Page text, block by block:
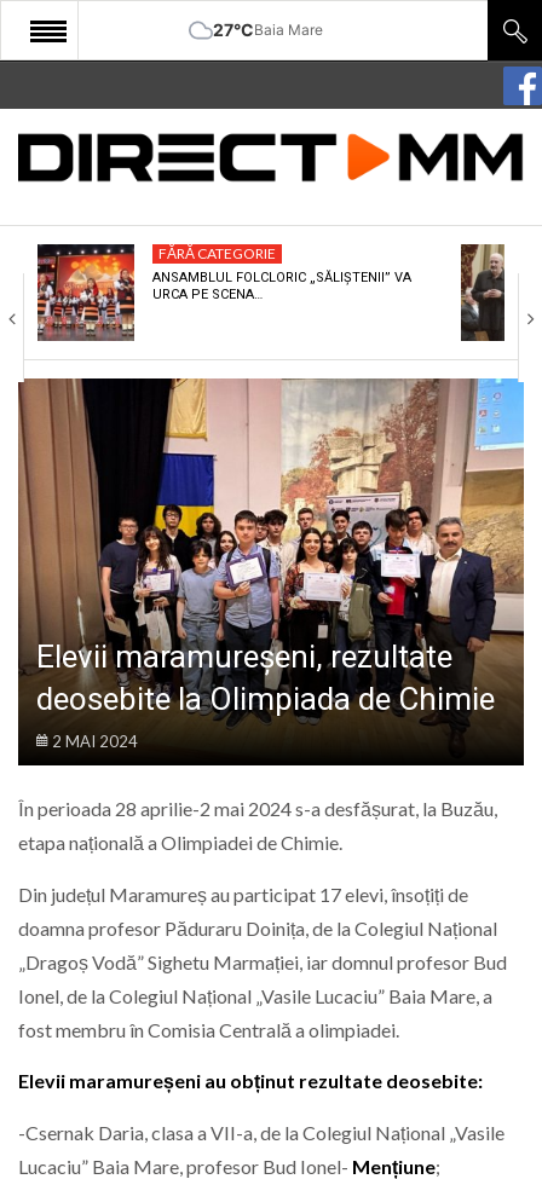
27°CBaia Mare
START
COMUNITATE
CULTURA
ECONOMIE
SANATATE
SPORT
SPECIAL
POLITIC
FĂRĂ CATEGORIE
ANSAMBLUL FOLCLORIC „SĂLIȘTENII” VA
URCA PE SCENA…
Elevii maramureșeni, rezultate
deosebite la Olimpiada de Chimie
2 MAI 2024
În perioada 28 aprilie-2 mai 2024 s-a desfășurat, la Buzău,
etapa națională a Olimpiadei de Chimie.
Din județul Maramureș au participat 17 elevi, însoțiți de
doamna profesor Păduraru Doinița, de la Colegiul Național
„Dragoș Vodă” Sighetu Marmației, iar domnul profesor Bud
Ionel, de la Colegiul Național „Vasile Lucaciu” Baia Mare, a
fost membru în Comisia Centrală a olimpiadei.
Elevii maramureșeni au obținut rezultate deosebite:
-Csernak Daria, clasa a VII-a, de la Colegiul Național „Vasile
Lucaciu” Baia Mare, profesor Bud Ionel- Mențiune;